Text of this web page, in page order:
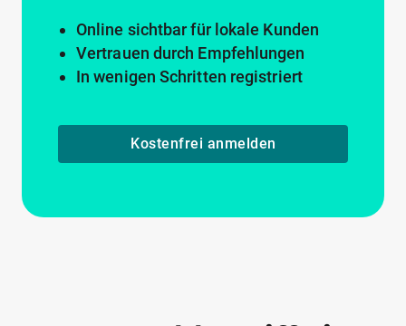
Online sichtbar für lokale Kunden
Vertrauen durch Empfehlungen
In wenigen Schritten registriert
Kostenfrei anmelden